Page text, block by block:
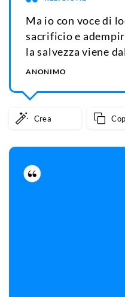
Ma io con voce di
sacrificio e
la salvezza viene
ANONIMO
Crea